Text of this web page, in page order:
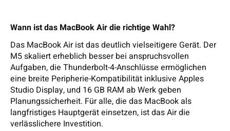
Wann ist das MacBook Air die richtige Wahl?
Das MacBook Air ist das deutlich vielseitigere Gerät. Der
M5 skaliert erheblich besser bei anspruchsvollen
Aufgaben, die Thunderbolt-4-Anschlüsse ermöglichen
eine breite Peripherie-Kompatibilität inklusive Apples
Studio Display, und 16 GB RAM ab Werk geben
Planungssicherheit. Für alle, die das MacBook als
langfristiges Hauptgerät einsetzen, ist das Air die
verlässlichere Investition.